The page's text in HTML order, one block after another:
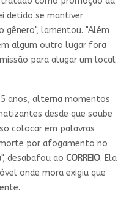
detido se mantiver
gênero", lamentou. "Além
algum outro lugar fora
para alugar um local
anos, alterna momentos
desde que soube
colocar em palavras
por afogamento no
desabafou ao CORREIO. Ela
onde mora exigiu que